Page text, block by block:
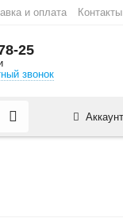
и оплата Контакты
25
звонок
Аккаунт